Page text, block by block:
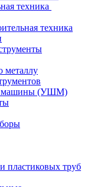
техника
техника
металлу
машины (УШМ)
пластиковых труб